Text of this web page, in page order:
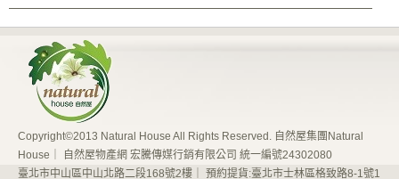
Copyright©2013 Natural House All Rights Reserved. 自然屋集團Natural
House｜ 自然屋物產網 宏騰傳媒行銷有限公司 統一編號24302080
臺北市中山區中山北路二段168號2樓｜ 預約提貨:臺北市士林區格致路8-1號1